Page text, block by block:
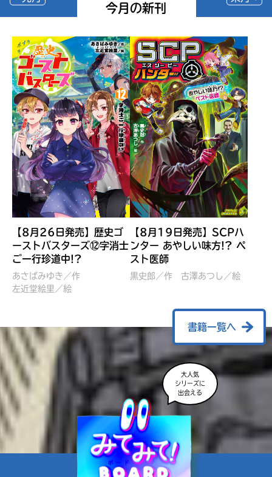
今月の新刊
ぼくたちのマインクラフト
冒険記 エンチャント剣
VS暴走モブ
営委員会／協力
レッツゴー！まいぜんシス
ターズ とつぜん、王様に
佐久間さのすけ／絵
【8月26日発売】歴史ゴ
ーストバスターズ⑫字消士
ご一行珍道中!?
あさばみゆき／作
左近堂絵里／絵
【8月19日発売】SCPハ
ンター あやしい味方!? ペ
スト医師
黒史郎／作 古澤あつし／絵
書籍一覧へ
大人気
シリーズに
出会える